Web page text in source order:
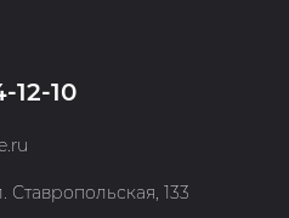
12-10
Ставропольская, 133